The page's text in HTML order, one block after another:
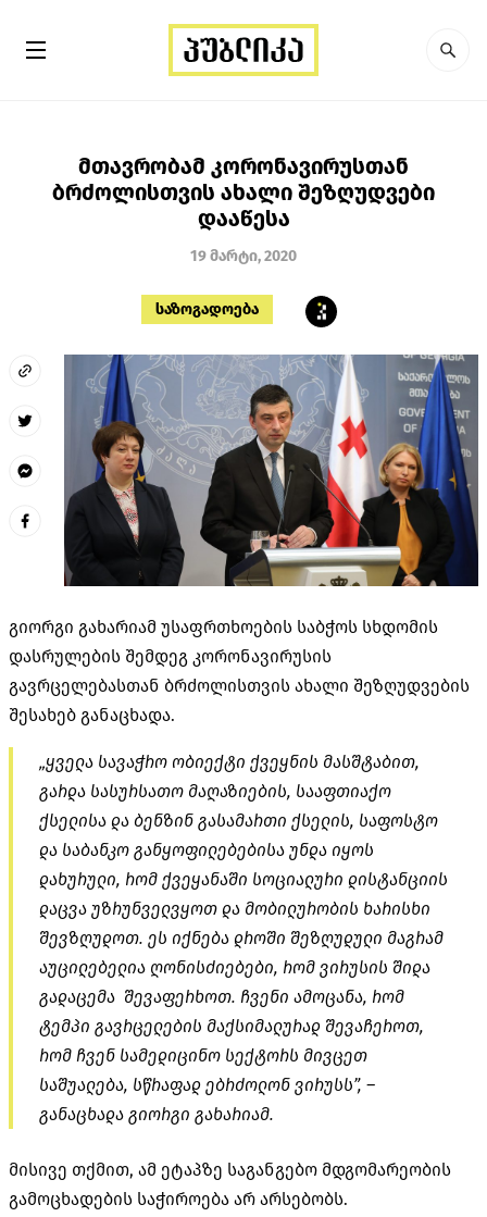
მთავრობამ კორონავირუსთან
ბრძოლისთვის ახალი შეზღუდვები
დააწესა
19 მარტი, 2020
საზოგადოება
გიორგი გახარიამ უსაფრთხოების საბჭოს სხდომის
დასრულების შემდეგ კორონავირუსის
გავრცელებასთან ბრძოლისთვის ახალი შეზღუდვების
შესახებ განაცხადა.
„ყველა სავაჭრო ობიექტი ქვეყნის მასშტაბით,
გარდა სასურსათო მაღაზიების, სააფთიაქო
ქსელისა და ბენზინ გასამართი ქსელის, საფოსტო
და საბანკო განყოფილებებისა უნდა იყოს
დახურული, რომ ქვეყანაში სოციალური დისტანციის
დაცვა უზრუნველვყოთ და მობილურობის ხარისხი
შევზღუდოთ. ეს იქნება დროში შეზღუდული მაგრამ
აუცილებელია ღონისძიებები, რომ ვირუსის შიდა
გადაცემა შევაფერხოთ. ჩვენი ამოცანა, რომ
ტემპი გავრცელების მაქსიმალურად შევაჩეროთ,
რომ ჩვენ სამედიცინო სექტორს მივცეთ
საშუალება, სწრაფად ებრძოლონ ვირუსს”, –
განაცხადა გიორგი გახარიამ.
მისივე თქმით, ამ ეტაპზე საგანგებო მდგომარეობის
გამოცხადების საჭიროება არ არსებობს.